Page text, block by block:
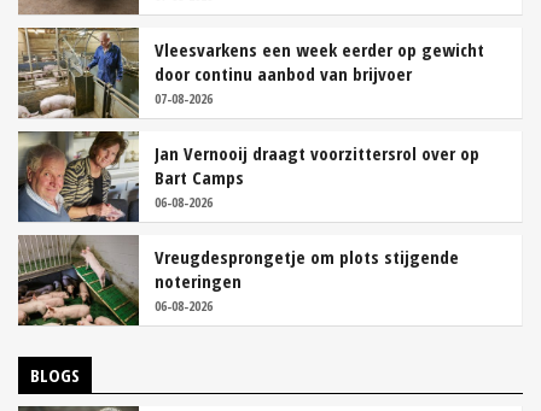
Vleesvarkens een week eerder op gewicht
door continu aanbod van brijvoer
07-08-2026
Jan Vernooij draagt voorzittersrol over op
Bart Camps
06-08-2026
Vreugdesprongetje om plots stijgende
noteringen
06-08-2026
BLOGS